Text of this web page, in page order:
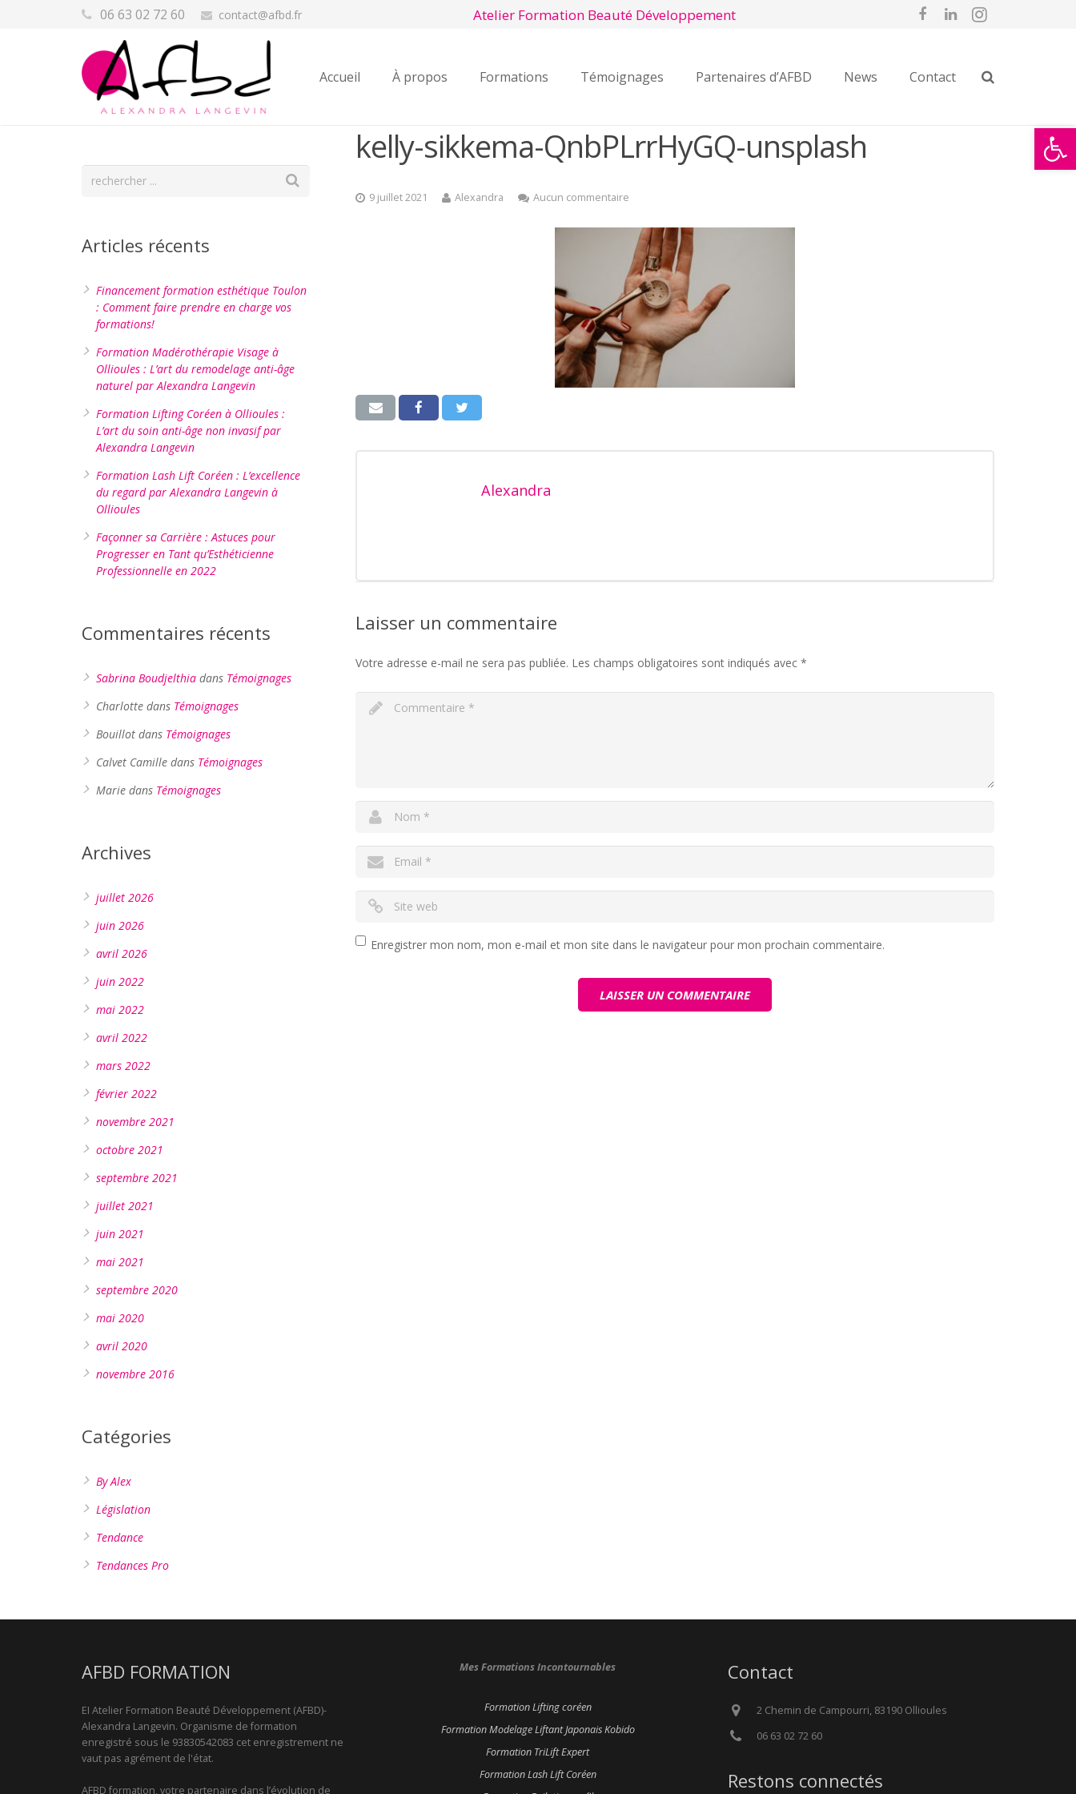
Ouvrir
06 63 02 72 60 contact@afbd.fr Atelier Formation Beauté Développement
Accueil À propos Formations Témoignages Partenaires d’AFBD News Contact
kelly-sikkema-QnbPLrrHyGQ-unsplash
9 juillet 2021 Alexandra Aucun commentaire
Alexandra
Laisser un commentaire
Votre adresse e-mail ne sera pas publiée. Les champs obligatoires sont indiqués avec *
Enregistrer mon nom, mon e-mail et mon site dans le navigateur pour mon prochain commentaire.
Articles récents
Financement formation esthétique Toulon
: Comment faire prendre en charge vos
formations!
Formation Madérothérapie Visage à
Ollioules : L’art du remodelage anti-âge
naturel par Alexandra Langevin
Formation Lifting Coréen à Ollioules :
L’art du soin anti-âge non invasif par
Alexandra Langevin
Formation Lash Lift Coréen : L’excellence
du regard par Alexandra Langevin à
Ollioules
Façonner sa Carrière : Astuces pour
Progresser en Tant qu’Esthéticienne
Professionnelle en 2022
Commentaires récents
Sabrina Boudjelthia dans Témoignages
Charlotte dans Témoignages
Bouillot dans Témoignages
Calvet Camille dans Témoignages
Marie dans Témoignages
Archives
juillet 2026
juin 2026
avril 2026
juin 2022
mai 2022
avril 2022
mars 2022
février 2022
novembre 2021
octobre 2021
septembre 2021
juillet 2021
juin 2021
mai 2021
septembre 2020
mai 2020
avril 2020
novembre 2016
Catégories
By Alex
Législation
Tendance
Tendances Pro
AFBD FORMATION
EI Atelier Formation Beauté Développement (AFBD)-
Alexandra Langevin. Organisme de formation
enregistré sous le 93830542083 cet enregistrement ne
vaut pas agrément de l'état.
AFBD formation, votre partenaire dans l’évolution de
Mes Formations Incontournables
Formation Lifting coréen
Formation Modelage Liftant Japonais Kobido
Formation TriLift Expert
Formation Lash Lift Coréen
Contact
2 Chemin de Campourri, 83190 Ollioules
06 63 02 72 60
Restons connectés